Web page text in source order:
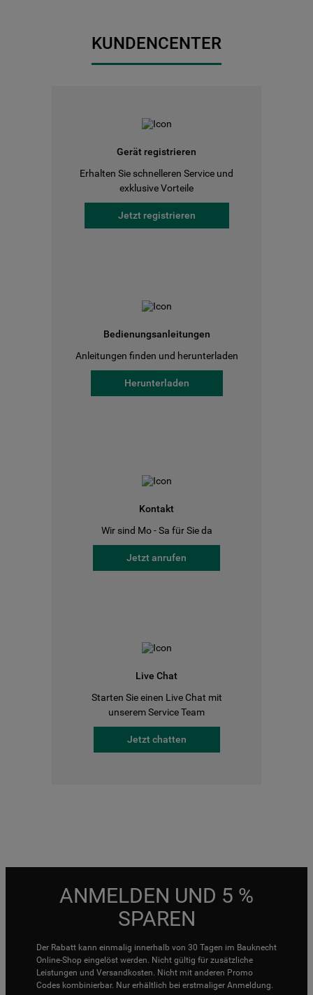
KUNDENCENTER
Gerät registrieren
Erhalten Sie schnelleren Service und
exklusive Vorteile
Jetzt registrieren
Bedienungsanleitungen
Anleitungen finden und herunterladen
Herunterladen
Kontakt
Wir sind Mo - Sa für Sie da
Jetzt anrufen
Live Chat
Starten Sie einen Live Chat mit
unserem Service Team
Jetzt chatten
ANMELDEN UND 5 %
SPAREN
Der Rabatt kann einmalig innerhalb von 30 Tagen im Bauknecht
Online-Shop eingelöst werden. Nicht gültig für zusätzliche
Leistungen und Versandkosten. Nicht mit anderen Promo
Codes kombinierbar. Nur erhältlich bei erstmaliger Anmeldung.